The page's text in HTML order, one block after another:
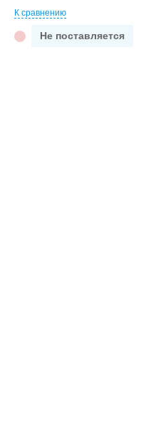
К сравнению
Не поставляется